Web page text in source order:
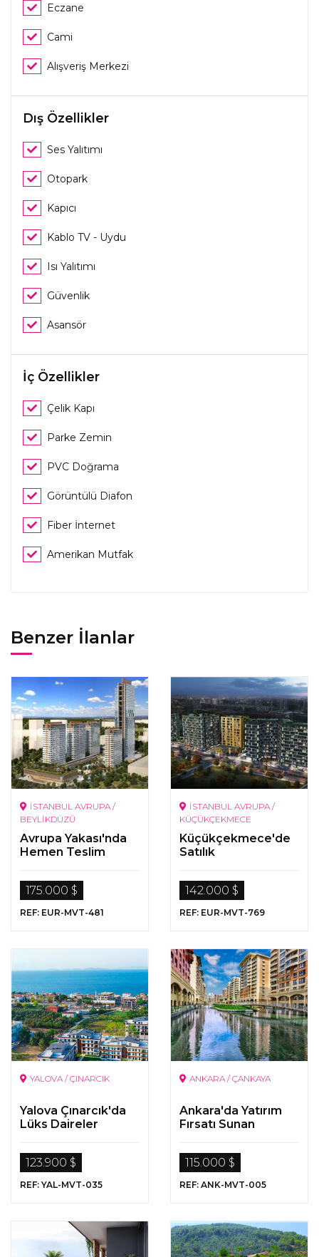
Eczane
Cami
Alışveriş Merkezi
Dış Özellikler
Ses Yalıtımı
Otopark
Kapıcı
Kablo TV - Uydu
Isı Yalıtımı
Güvenlik
Asansör
İç Özellikler
Çelik Kapı
Parke Zemin
PVC Doğrama
Görüntülü Diafon
Fiber İnternet
Amerikan Mutfak
Benzer İlanlar
İSTANBUL AVRUPA /
BEYLİKDÜZÜ
Avrupa Yakası'nda
Hemen Teslim
175.000 $
REF: EUR-MVT-481
İSTANBUL AVRUPA /
KÜÇÜKÇEKMECE
Küçükçekmece'de
Satılık
142.000 $
REF: EUR-MVT-769
YALOVA / ÇINARCIK
Yalova Çınarcık'da
Lüks Daireler
123.900 $
REF: YAL-MVT-035
ANKARA / ÇANKAYA
Ankara'da Yatırım
Fırsatı Sunan
Gayrimenkuller
115.000 $
REF: ANK-MVT-005